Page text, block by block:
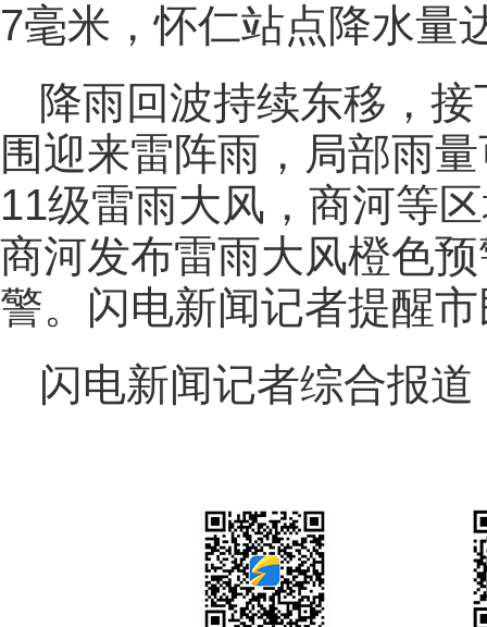
7毫米，怀仁站点降水量
降雨回波持续东移，
围迎来雷阵雨，局部雨
11级雷雨大风，商河等
商河发布雷雨大风橙色
警。闪电新闻记者提醒
闪电新闻记者综合报道